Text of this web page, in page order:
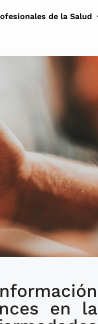
de la Salud
para la
en
en la